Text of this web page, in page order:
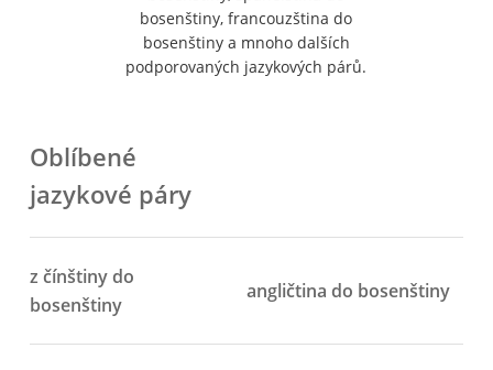
bosenštiny, francouzština do
bosenštiny a mnoho dalších
podporovaných jazykových párů.
Oblíbené
jazykové páry
z čínštiny do
bosenštiny
angličtina do bosenštiny